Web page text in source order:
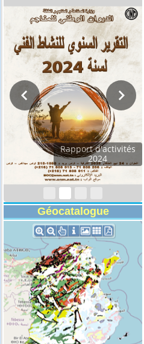
Rapport d'activités
2024
Géocatalogue